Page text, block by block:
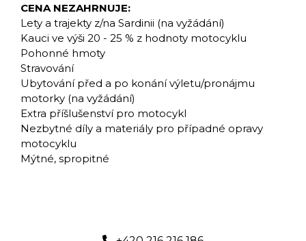
CENA NEZAHRNUJE:
Lety a trajekty z/na Sardinii (na vyžádání)
Kauci ve výši 20 - 25 % z hodnoty motocyklu
Pohonné hmoty
Stravování
Ubytování před a po konání výletu/pronájmu
motorky (na vyžádání)
Extra příšlušenství pro motocykl
Nezbytné díly a materiály pro případné opravy
motocyklu
Mýtné, spropitné